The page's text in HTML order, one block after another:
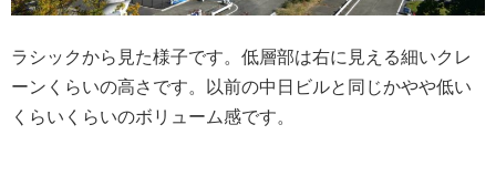
ラシックから見た様子です。低層部は右に見える細いクレ
ーンくらいの高さです。以前の中日ビルと同じかやや低い
くらいくらいのボリューム感です。